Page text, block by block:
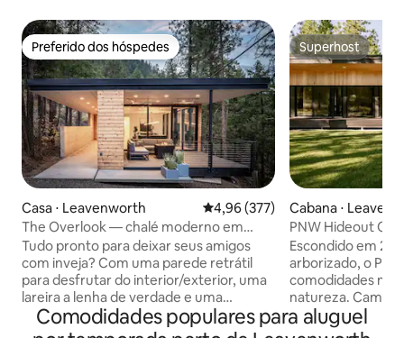
Preferido dos hóspedes
Preferido dos hóspedes
Casa ⋅ Leavenworth 4,96 de uma avaliação média de
4,96 (377)
The Overlook — chalé moderno em
Leavenworth
Tudo pronto para deixar seus amigos
com inveja? Com uma parede retrátil
para desfrutar do interior/exterior, uma
lareira a lenha de verdade e uma
banheira de hidromassagem com vistas
incríveis do rio, esta moderna casa no
Superhost
Superhost
Cabana ⋅
PNW Hideout
na floresta!
Escondido em
arborizado, o
comodidades
natureza.
rio, dirija 15
Wenatchee ou
Comodidades populares para aluguel